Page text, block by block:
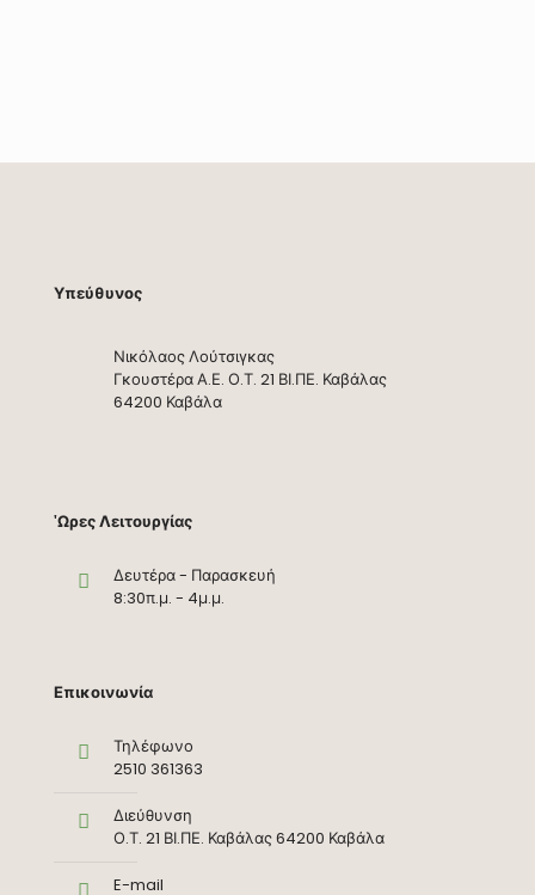
Υπεύθυνος
Νικόλαος Λούτσιγκας
Γκουστέρα Α.Ε. Ο.Τ. 21 ΒΙ.ΠΕ. Καβάλας
64200 Καβάλα
'Ωρες Λειτουργίας
Δευτέρα - Παρασκευή
8:30π.μ. - 4μ.μ.
Επικοινωνία
Τηλέφωνο
2510 361363
Διεύθυνση
Ο.Τ. 21 ΒΙ.ΠΕ. Καβάλας 64200 Καβάλα
E-mail